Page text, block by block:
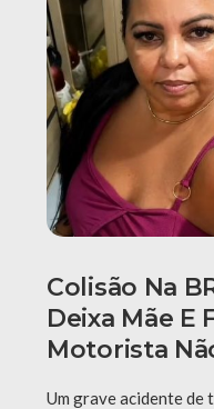
Colisão Na
Deixa Mãe E
Motorista
Um grave acidente